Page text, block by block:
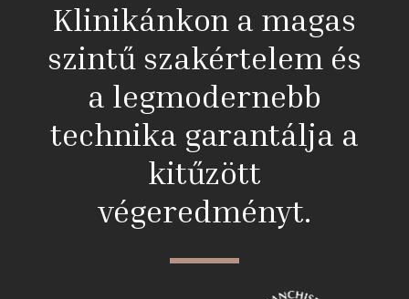
Klinikánkon a magas
szintű szakértelem és
a legmodernebb
technika garantálja a
kitűzött
végeredményt.